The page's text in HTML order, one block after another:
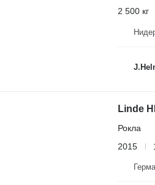
2 500 кг
Linde
Рокла
2015